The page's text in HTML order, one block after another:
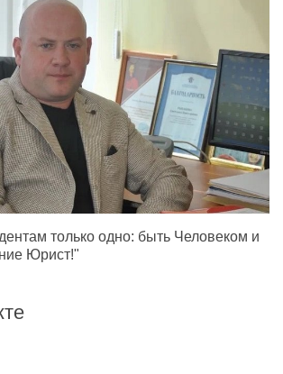
только одно: быть Человеком и
Юрист!"